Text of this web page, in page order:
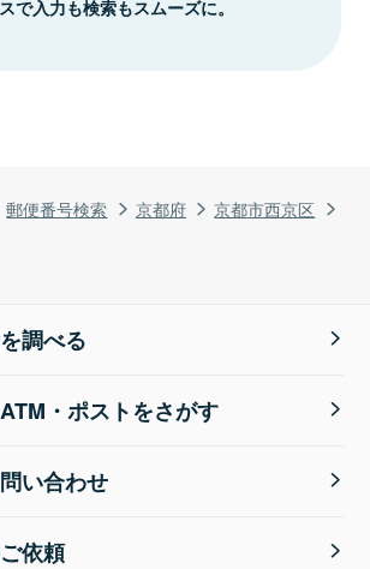
郵便番号検索 京都府
京都市西京区
で入力も検索もスムーズに。
調べる
・ポストをさがす
い合わせ
依頼